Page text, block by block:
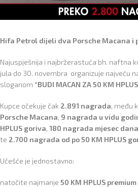
Hifa Petrol dijeli dva Porsche Macana i
Najuspješnija i najbržerastuća bh. naftna
jula do 30. novembra organizuje najveću
sloganom “BUDI MACAN ZA 50 KM HPLUS
Kupce očekuje čak 2.891 nagrada, među
Porsche Macana, 9 nagrada u vidu
HPLUS goriva, 180 nagrada mjesec
te 2.700 nagrada od po 50 KM HPLUS
Učešće je jednostavno:
natočite najmanje 50 KM HPLUS